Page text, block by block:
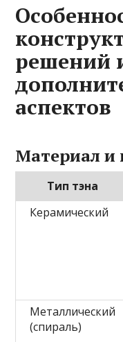
решений
аспектов
Материал и
Тип тэна
Керамический
Металлический
(спираль)